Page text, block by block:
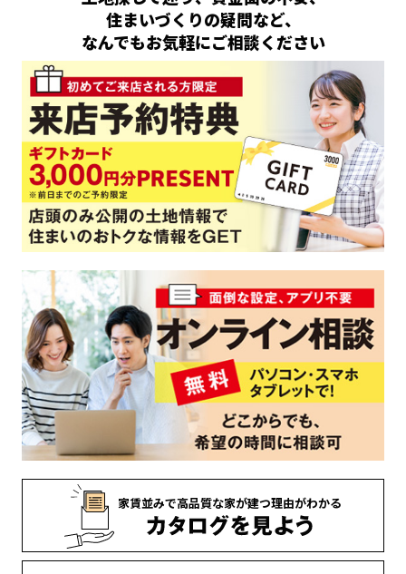
住まいづくりの疑問など、
なんでもお気軽にご相談ください
家賃並みで高品質な家が建つ理由がわかる